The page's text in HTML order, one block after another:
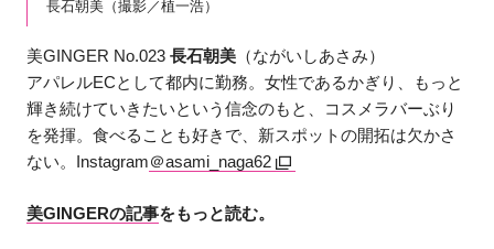
長石朝美（撮影／植一浩）
美GINGER No.023長石朝美 （ながいしあさみ）
アパレルECとして都内に勤務。女性であるかぎり、もっと
輝き続けていきたいという信念のもと、コスメラバーぶり
を発揮。食べることも好きで、新スポットの開拓は欠かさ
ない。Instagram＠asami_naga62
美GINGERの記事をもっと読む。